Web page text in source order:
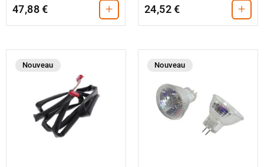
47,88 € + 24,52 € +
Nouveau Nouveau